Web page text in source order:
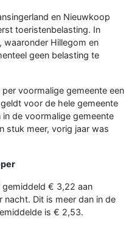
en Nieuwkoop
toeristenbelasting. In
waaronder Hillegom en
geen belasting te
voormalige gemeente een
voor de hele gemeente
de voormalige gemeente
stuk meer, vorig jaar was
€ 3,22 aan
Dit is meer dan in de
is € 2,53.